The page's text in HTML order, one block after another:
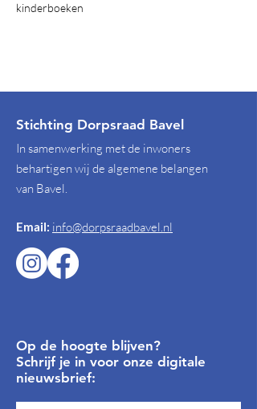
kinderboeken
Stichting Dorpsraad Bavel
In samenwerking met de inwoners
behartigen wij de algemene belangen
van Bavel.
Email: info@dorpsraadbavel.nl
Op de hoogte blijven?
Schrijf je in voor onze digitale
nieuwsbrief: